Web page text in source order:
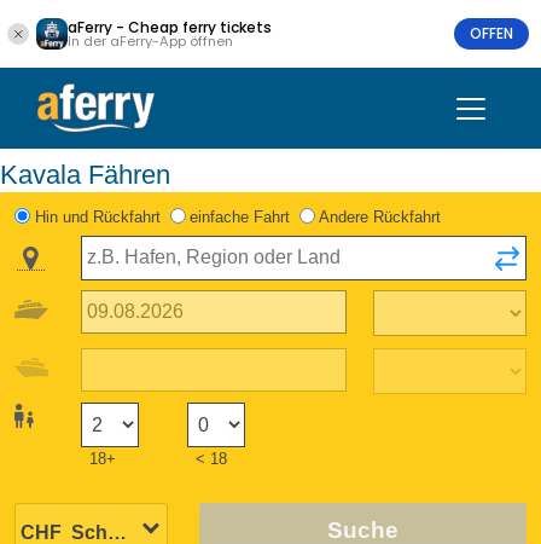
aFerry - Cheap ferry tickets
In der aFerry-App öffnen OFFEN
Kavala Fähren
Hin und Rückfahrt einfache Fahrt Andere Rückfahrt
18+ < 18
Suche